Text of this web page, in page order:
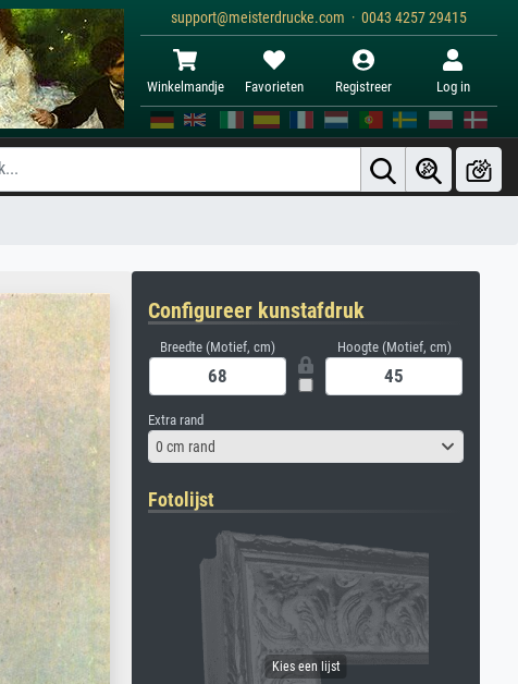
support@meisterdrucke.com · 0043 4257 29415
Winkelmandje Favorieten Registreer Log in
Configureer kunstafdruk
Breedte (Motief, cm) Hoogte (Motief, cm)
Extra rand
0 cm rand
Fotolijst